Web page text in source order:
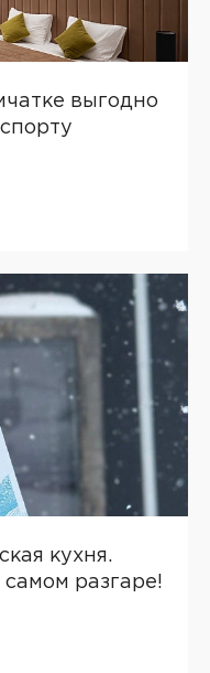
выгодно
кухня.
разгаре!